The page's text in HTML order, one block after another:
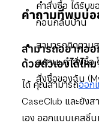
คำสั่งซื้อ ได้รับข
ก่อนกลับบ้าน
สามารถติดตาม
สถานะคำสั่งซื้อ
สั่งซื้อของฉัน
คำถามที่พบบ่อ
สามารถอยากออ
ด้วยตัวเองได้ไหม
ได้ คุณสามารถออก
CaseClub และยัง
เอง ออกแบบเคสชิ้